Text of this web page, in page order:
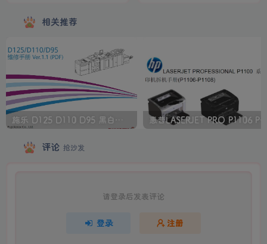
相关推荐
施乐 D125 D110 D95 黑白生产型高速复印机中文维修手册 惠普LASERJET PRO P1106
评论 抢沙发
请登录后发表评论
登录 注册